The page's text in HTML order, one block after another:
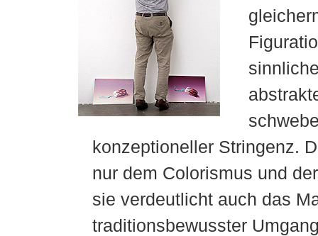
konzeptioneller Stringenz.
nur dem Colorismus und
sie verdeutlicht auch das
traditionsbewusster